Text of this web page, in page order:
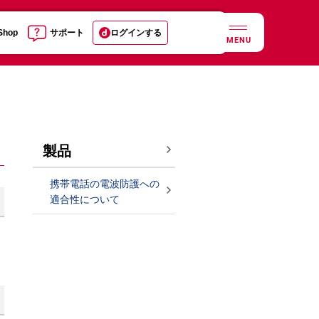
サポート ログインする
MENU
製品
携帯電話の電波防護への
適合性について